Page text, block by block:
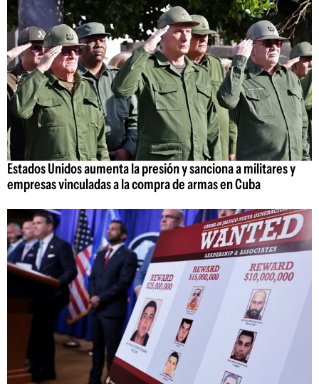
Estados Unidos aumenta la presión y sanciona a militares y
empresas vinculadas a la compra de armas en Cuba